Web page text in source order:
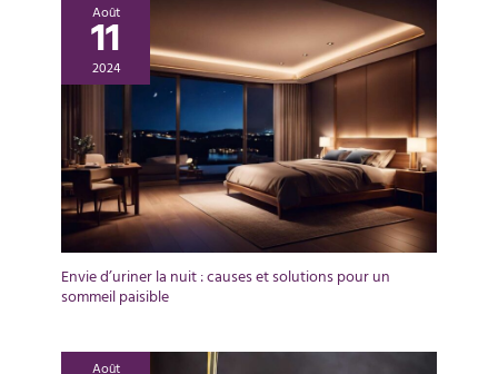
Août
11
2024
Envie d’uriner la nuit : causes et solutions pour un
sommeil paisible
Août